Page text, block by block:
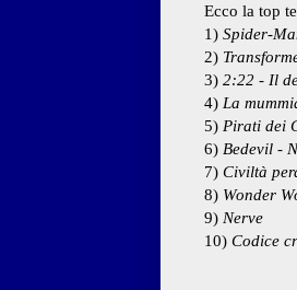
Ecco la top
1) Spider-
2)
3) 2:22 - Il
4) La
5) Pirati dei
6) Bedevil -
7) Civiltà
8) Wonder
9) Nerve
10) Codice